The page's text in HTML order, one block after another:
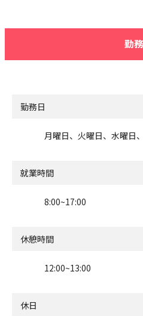
勤務
勤務日
月曜日、火曜日、水曜日
就業時間
8:00~17:00
休憩時間
12:00~13:00
休日